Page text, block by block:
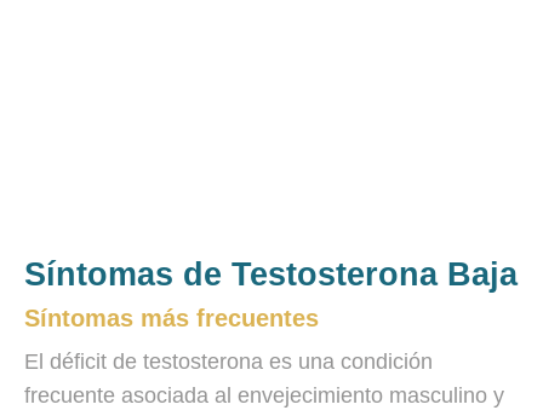
Síntomas de Testosterona Baja
Síntomas más frecuentes
El déficit de testosterona es una condición
frecuente asociada al envejecimiento masculino y